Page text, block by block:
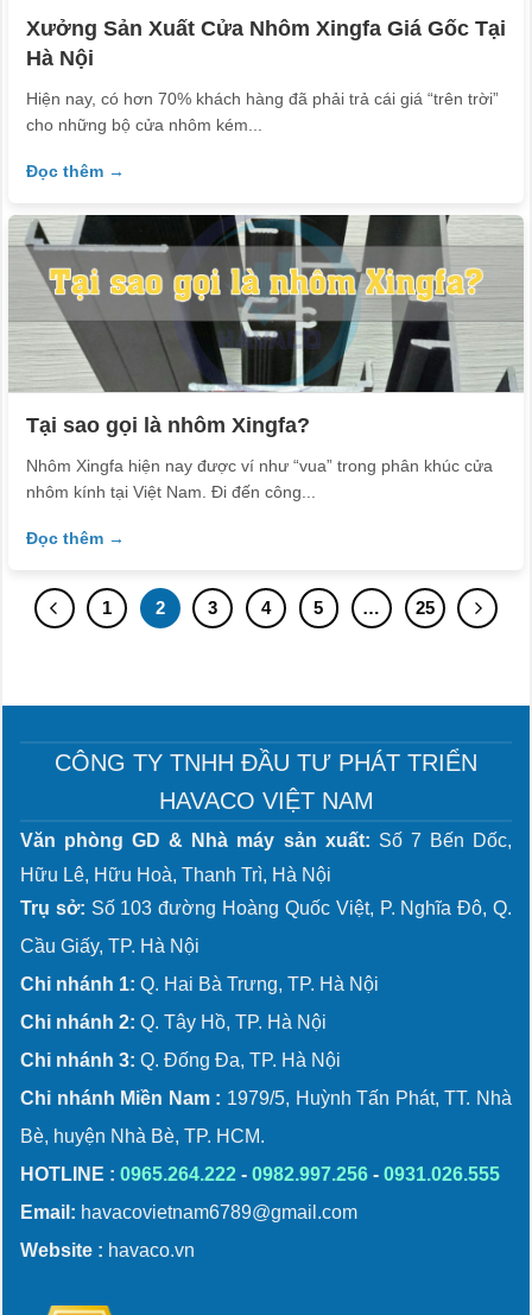
Xưởng Sản Xuất Cửa Nhôm Xingfa Giá Gốc Tại
Hà Nội
Hiện nay, có hơn 70% khách hàng đã phải trả cái giá “trên trời”
cho những bộ cửa nhôm kém...
Đọc thêm →
Tại sao gọi là nhôm Xingfa?
Nhôm Xingfa hiện nay được ví như “vua” trong phân khúc cửa
nhôm kính tại Việt Nam. Đi đến công...
Đọc thêm →
1 2 3 4 5 … 25
CÔNG TY TNHH ĐẦU TƯ PHÁT TRIỂN
HAVACO VIỆT NAM
Văn phòng GD & Nhà máy sản xuất: Số 7 Bến Dốc,
Hữu Lê, Hữu Hoà, Thanh Trì, Hà Nội
Trụ sở: Số 103 đường Hoàng Quốc Việt, P. Nghĩa Đô, Q.
Cầu Giấy, TP. Hà Nội
Chi nhánh 1: Q. Hai Bà Trưng, TP. Hà Nội
Chi nhánh 2: Q. Tây Hồ, TP. Hà Nội
Chi nhánh 3: Q. Đống Đa, TP. Hà Nội
Chi nhánh Miền Nam : 1979/5, Huỳnh Tấn Phát, TT. Nhà
Bè, huyện Nhà Bè, TP. HCM.
HOTLINE : 0965.264.222 - 0982.997.256 - 0931.026.555
Email: havacovietnam6789@gmail.com
Website : havaco.vn